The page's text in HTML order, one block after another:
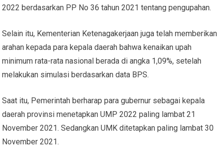
2022 berdasarkan PP No 36 tahun 2021 tentang pengupahan.
Selain itu, Kementerian Ketenagakerjaan juga telah memberikan
arahan kepada para kepala daerah bahwa kenaikan upah
minimum rata-rata nasional berada di angka 1,09%, setelah
melakukan simulasi berdasarkan data BPS.
Saat itu, Pemerintah berharap para gubernur sebagai kepala
daerah provinsi menetapkan UMP 2022 paling lambat 21
November 2021. Sedangkan UMK ditetapkan paling lambat 30
November 2021.